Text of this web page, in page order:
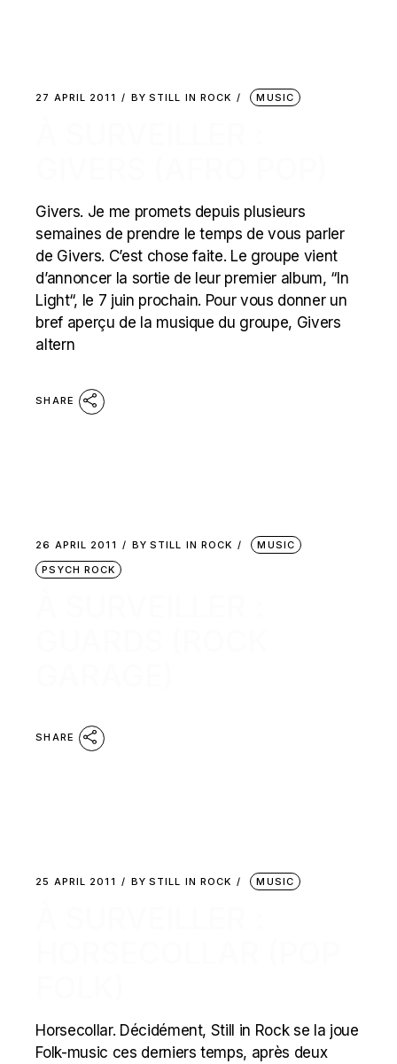
27 APRIL 2011 BY STILL IN ROCK MUSIC
Givers. Je me promets depuis plusieurs
semaines de prendre le temps de vous parler
de Givers. C’est chose faite. Le groupe vient
d’annoncer la sortie de leur premier album, “In
Light“, le 7 juin prochain. Pour vous donner un
bref aperçu de la musique du groupe, Givers
altern
SHARE
26 APRIL 2011 BY STILL IN ROCK
MUSIC
PSYCH ROCK
SHARE
25 APRIL 2011 BY STILL IN ROCK MUSIC
Horsecollar. Décidément, Still in Rock se la joue
Folk-music ces derniers temps, après deux